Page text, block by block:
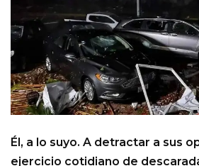
Él, a lo suyo. A detractar a sus
ejercicio cotidiano de